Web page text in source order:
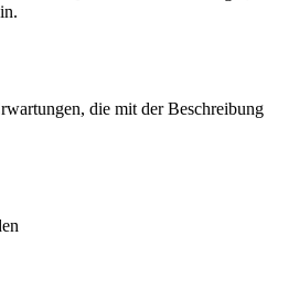
die mit der Beschreibung